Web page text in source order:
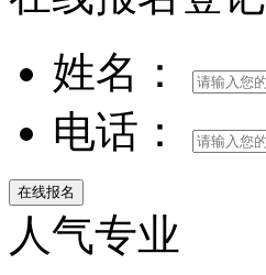
姓名：
电话：
人气专业